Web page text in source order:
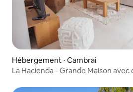
Hébergement ⋅ Cambrai
La Hacienda - Grande Maison